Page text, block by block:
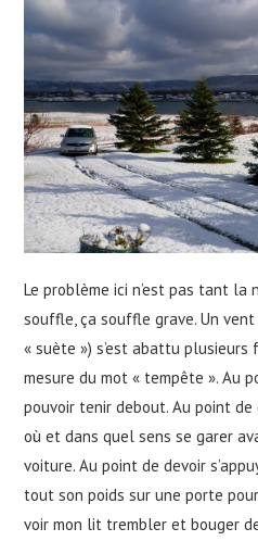
Le problème ici n’est pas tant la
souffle, ça souffle grave. Un
« suète ») s’est abattu plusieurs
mesure du mot « tempête ». Au
pouvoir tenir debout. Au point
où et dans quel sens se garer
voiture. Au point de devoir
tout son poids sur une porte
voir mon lit trembler et bouger